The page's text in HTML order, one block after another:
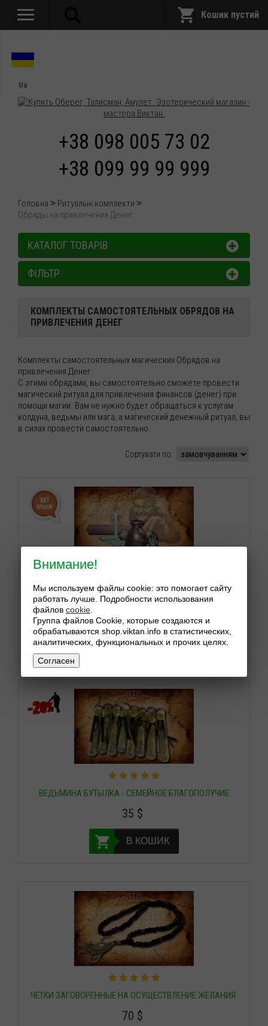
Ua
+38 098 005 73 02
+38 099 99 99 999
Кошик пустий
Головна
Ритуальні комплекти
Обряды на привлечения Денег
КАТАЛОГ ТОВАРІВ
ФІЛЬТР
КОМПЛЕКТЫ САМОСТОЯТЕЛЬНЫХ ОБРЯДОВ НА
ПРИВЛЕЧЕНИЯ ДЕНЕГ
Комплекты самостоятельных магических Обрядов на
привлечения Денег.
С этими обрядами, вы самостоятельно сможете провести
магический ритуал для привлечения финансов (денег) при
помощи магии. Вам не нужно будет обращаться к услугам
колдуна, ведьмы или мага, а магический денежный ритуал, вы
в силах провести самостоятельно.
Сортувати по:
ВЕДЬМИНА ФИНАНСОВАЯ БУТЫЛКА
В КОШИК
ВЕДЬМИНА БУТЫЛКА.- СЕМЕЙНОЕ БЛАГОПОЛУЧИЕ
35 $
В КОШИК
ЧЕТКИ ЗАГОВОРЕННЫЕ НА ОСУЩЕСТВЛЕНИЕ ЖЕЛАНИЯ.
70 $
Внимание!
Мы используем файлы cookie: это помогает сайту
работать лучше. Подробности использования
файлов cookie.
Группа файлов Cookie, которые создаются и
обрабатываются shop.viktan.info в статистических,
аналитических, функциональных и прочих целях.
Согласен